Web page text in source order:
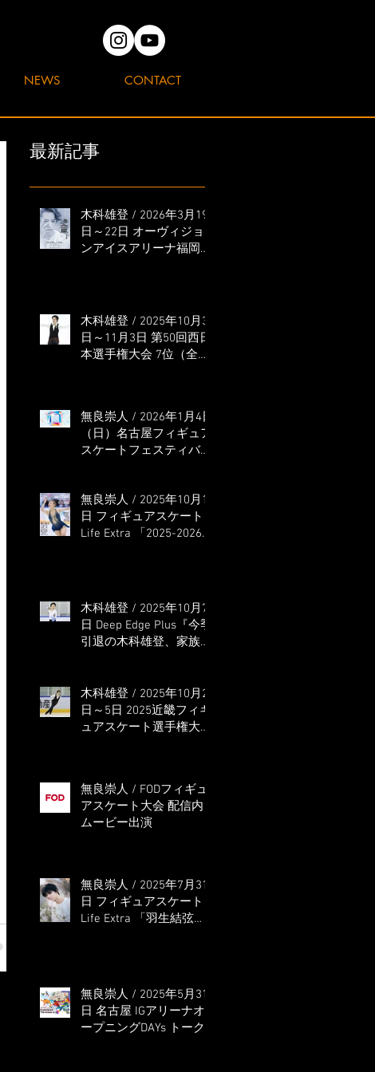
NEWS CONTACT
最新記事
木科雄登 / 2026年3月19
日～22日 オーヴィジョ
ンアイスアリーナ福岡
木科雄登 / 2025年10月31
日～11月3日 第50回西日
本選手権大会 7位（全日
無良崇人 / 2026年1月4日
（日）名古屋フィギュア
スケートフェスティバル
無良崇人 / 2025年10月16
日 フィギュアスケート
Life Extra 「2025-2026
木科雄登 / 2025年10月7
日 Deep Edge Plus『今季
引退の木科雄登、家族や
全日本、絶対見に来
て」』
木科雄登 / 2025年10月2
日～5日 2025近畿フィギ
ュアスケート選手権大会
無良崇人 / FODフィギュ
アスケート大会 配信内
ムービー出演
無良崇人 / 2025年7月31
日 フィギュアスケート
Life Extra 「羽生結弦
無良崇人 / 2025年5月31
日 名古屋 IGアリーナオ
ープニングDAYs トーク